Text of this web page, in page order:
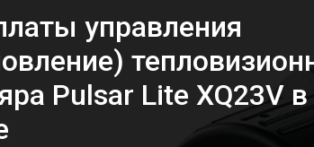
управления
Pulsar Lite XQ23V в